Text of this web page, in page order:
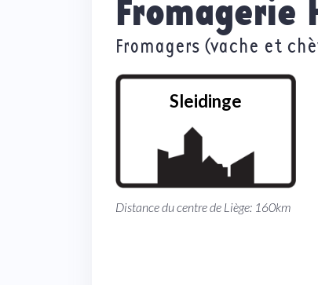
Fromagers (vache et
Sleidinge
Distance du centre de Liège: 160km